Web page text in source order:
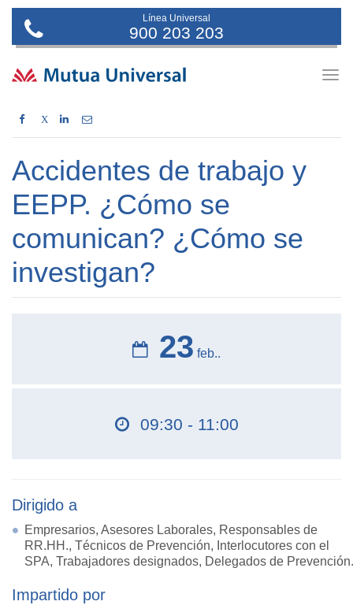
Línea Universal
900 203 203
X
Accidentes de trabajo y
EEPP. ¿Cómo se
comunican? ¿Cómo se
investigan?
23 feb..
09:30 - 11:00
Dirigido a
Empresarios, Asesores Laborales, Responsables de
RR.HH., Técnicos de Prevención, Interlocutores con el
SPA, Trabajadores designados, Delegados de Prevención.
Impartido por